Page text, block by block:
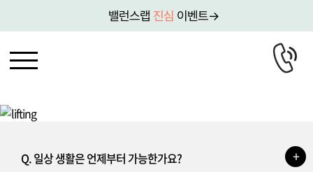
밸런스랩 진심 이벤트→
다이어트 집중 센터
Q. 일상 생활은 언제부터 가능한가요?